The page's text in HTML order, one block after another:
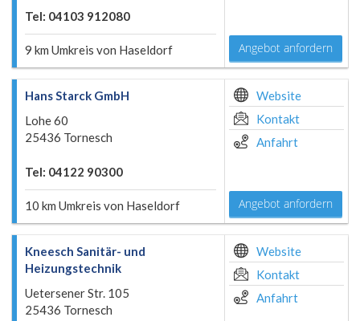
Tel: 04103 912080
9 km Umkreis von Haseldorf Angebot anfordern
Hans Starck GmbH
Lohe 60
25436 Tornesch
Tel: 04122 90300
10 km Umkreis von Haseldorf
Website
Kontakt
Anfahrt
Angebot anfordern
Kneesch Sanitär- und
Heizungstechnik
Uetersener Str. 105
25436 Tornesch
Website
Kontakt
Anfahrt